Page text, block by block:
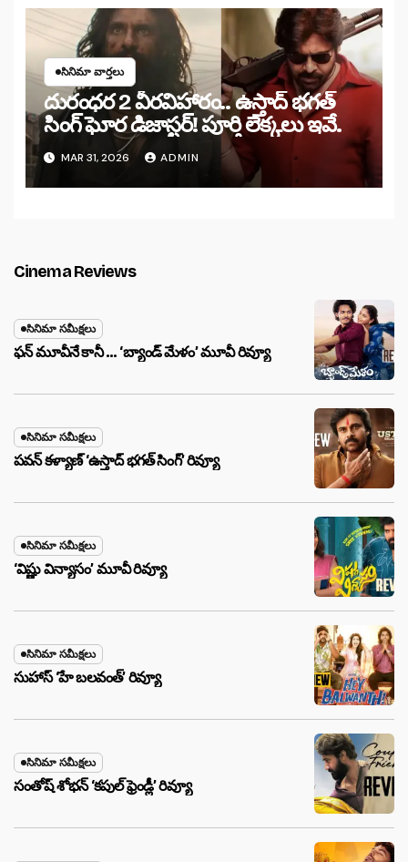
సినిమా వార్తలు
దురంధర 2 వీరవిహారం.. ఉస్తాద్ భగత్
సింగ్ ఘోర డిజాస్టర్! పూర్తి లెక్కలు ఇవే.
MAR 31, 2026 ADMIN
Cinema Reviews
సినిమా సమీక్షలు
ఫన్ మూవీనే కానీ … ‘బ్యాండ్‌ మేళం’ మూవీ రివ్యూ
సినిమా సమీక్షలు
పవన్ కళ్యాణ్ ‘ఉస్తాద్ భ‌గ‌త్ సింగ్’ రివ్యూ
సినిమా సమీక్షలు
‘విష్ణు విన్యాసం’ మూవీ రివ్యూ
సినిమా సమీక్షలు
సుహాస్ ‘హే బలవంత్’ రివ్యూ
సినిమా సమీక్షలు
సంతోష్ శోభన్ ‘కపుల్ ఫ్రెండ్లీ’ రివ్యూ